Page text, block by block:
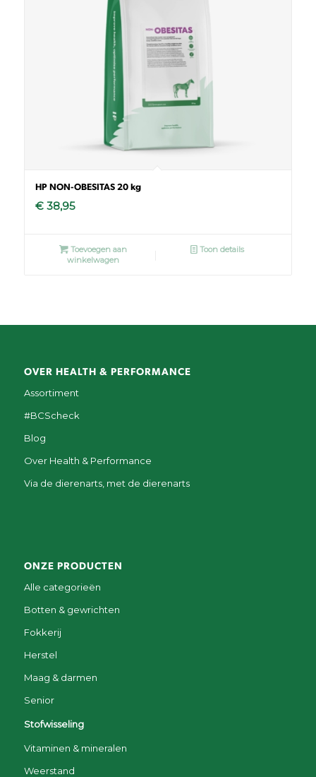
HP NON-OBESITAS 20 kg
€38,95
Toevoegen aan
winkelwagen
Toon details
OVER HEALTH & PERFORMANCE
Assortiment
#BCScheck
Blog
Over Health & Performance
Via de dierenarts, met de dierenarts
ONZE PRODUCTEN
Alle categorieën
Botten & gewrichten
Fokkerij
Herstel
Maag & darmen
Senior
Stofwisseling
Vitaminen & mineralen
Weerstand